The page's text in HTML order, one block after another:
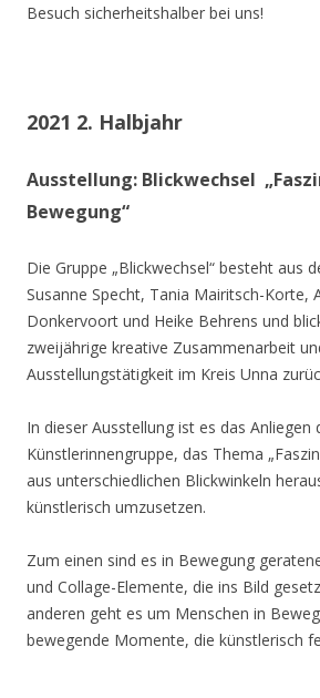
Besuch sicherheitshalber bei uns!
2021 2. Halbjahr
Ausstellung: Blickwechsel
Bewegung“
Die Gruppe „Blickwechsel“ besteht aus
Susanne Specht, Tania Mairitsch-Korte,
Donkervoort und Heike Behrens und
zweijährige kreative Zusammenarbeit
Ausstellungstätigkeit im Kreis Unna
In dieser Ausstellung ist es das Anliegen
Künstlerinnengruppe, das Thema
aus unterschiedlichen Blickwinkeln
künstlerisch umzusetzen.
Zum einen sind es in Bewegung
und Collage-Elemente, die ins Bild
anderen geht es um Menschen in
bewegende Momente, die künstlerisch